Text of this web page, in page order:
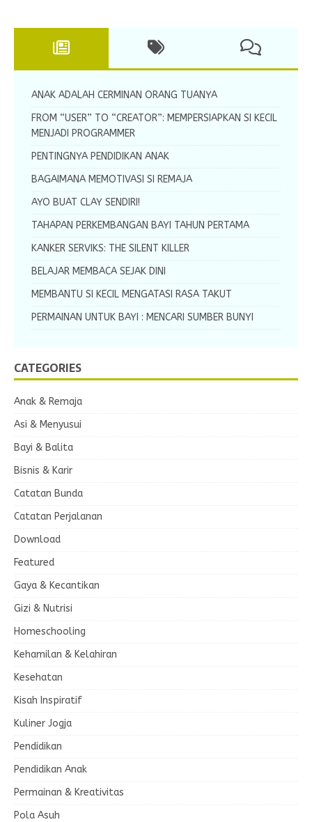
ANAK ADALAH CERMINAN ORANG TUANYA
FROM “USER” TO “CREATOR”: MEMPERSIAPKAN SI KECIL
MENJADI PROGRAMMER
PENTINGNYA PENDIDIKAN ANAK
BAGAIMANA MEMOTIVASI SI REMAJA
AYO BUAT CLAY SENDIRI!
TAHAPAN PERKEMBANGAN BAYI TAHUN PERTAMA
KANKER SERVIKS: THE SILENT KILLER
BELAJAR MEMBACA SEJAK DINI
MEMBANTU SI KECIL MENGATASI RASA TAKUT
PERMAINAN UNTUK BAYI : MENCARI SUMBER BUNYI
CATEGORIES
Anak & Remaja
Asi & Menyusui
Bayi & Balita
Bisnis & Karir
Catatan Bunda
Catatan Perjalanan
Download
Featured
Gaya & Kecantikan
Gizi & Nutrisi
Homeschooling
Kehamilan & Kelahiran
Kesehatan
Kisah Inspiratif
Kuliner Jogja
Pendidikan
Pendidikan Anak
Permainan & Kreativitas
Pola Asuh